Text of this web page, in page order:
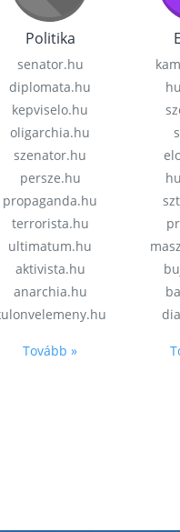
Politika
senator.hu
diplomata.hu
kepviselo.hu
oligarchia.hu
szenator.hu
persze.hu
propaganda.hu
terrorista.hu
ultimatum.hu
aktivista.hu
anarchia.hu
Tovább »